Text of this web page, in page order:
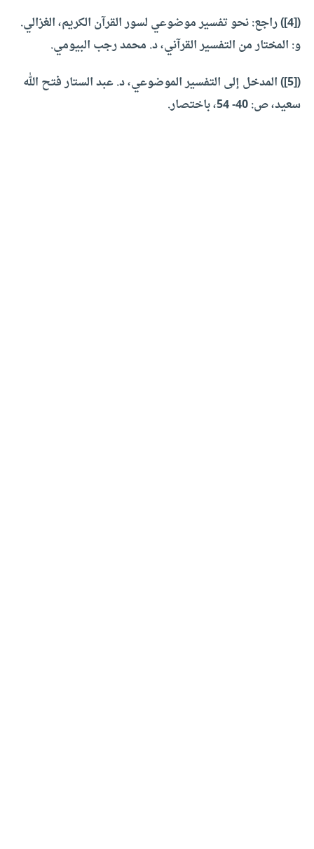
(
[4] ) راجع: نحو تفسير موضوعي لسور القرآن الكريم، الغزالي.
و: المختار من التفسير القرآني، د. محمد رجب البيومي.
(
[5] ) المدخل إلى التفسير الموضوعي، د. عبد الستار فتح الله
سعيد، ص: 40- 54، باختصار.